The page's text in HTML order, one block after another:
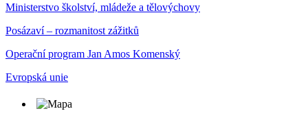
Ministerstvo školství, mládeže a tělovýchovy
Posázaví – rozmanitost zážitků
Operační program Jan Amos Komenský
Evropská unie